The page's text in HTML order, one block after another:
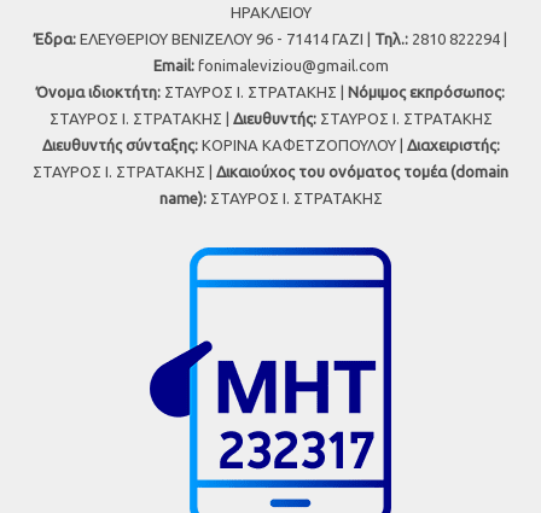
ΗΡΑΚΛΕΙΟΥ
Έδρα: ΕΛΕΥΘΕΡΙΟΥ ΒΕΝΙΖΕΛΟΥ 96 - 71414 ΓΑΖΙ | Τηλ.: 2810 822294 |
Εmail: fonimaleviziou@gmail.com
Όνομα ιδιοκτήτη: ΣΤΑΥΡΟΣ Ι. ΣΤΡΑΤΑΚΗΣ | Νόμιμος εκπρόσωπος:
ΣΤΑΥΡΟΣ Ι. ΣΤΡΑΤΑΚΗΣ | Διευθυντής:ΣΤΑΥΡΟΣ Ι. ΣΤΡΑΤΑΚΗΣ
Διευθυντής σύνταξης:ΚΟΡΙΝΑ ΚΑΦΕΤΖΟΠΟΥΛΟΥ | Διαχειριστής:
ΣΤΑΥΡΟΣ Ι. ΣΤΡΑΤΑΚΗΣ | Δικαιούχος του ονόματος τομέα (domain
name):ΣΤΑΥΡΟΣ Ι. ΣΤΡΑΤΑΚΗΣ